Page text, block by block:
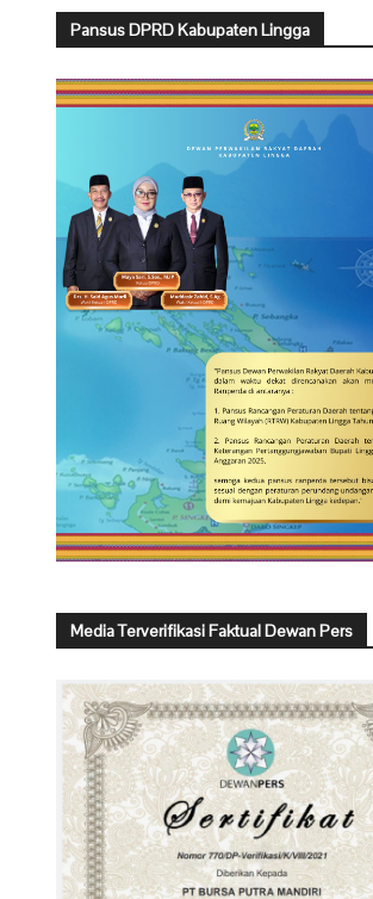
Pansus DPRD Kabupaten Lingga
Media Terverifikasi Faktual Dewan Pers